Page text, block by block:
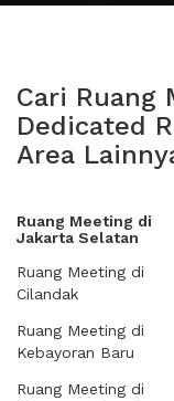
Cari Ruang
Dedicated
Area
Ruang Meeting di
Jakarta Selatan
Ruang Meeting di
Cilandak
Ruang Meeting di
Kebayoran Baru
Ruang Meeting di